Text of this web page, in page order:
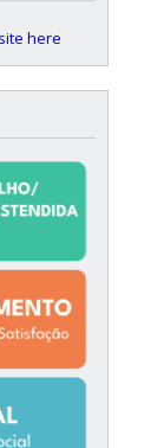
here